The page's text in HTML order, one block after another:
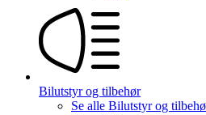
Bilutstyr og tilbehør
Se alle Bilutstyr og